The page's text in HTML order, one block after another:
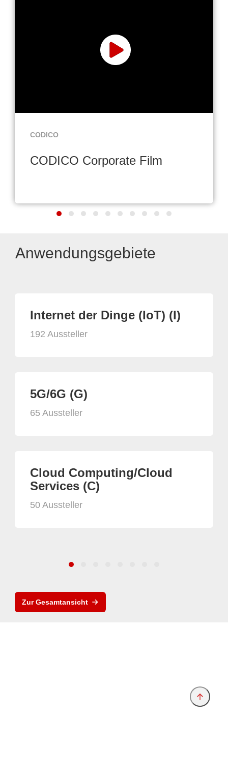
CODICO
CODICO Corporate Film
Anwendungsgebiete
Internet der Dinge (IoT) (I)
192 Aussteller
5G/6G (G)
65 Aussteller
Cloud Computing/Cloud
Services (C)
50 Aussteller
Zur Gesamtansicht